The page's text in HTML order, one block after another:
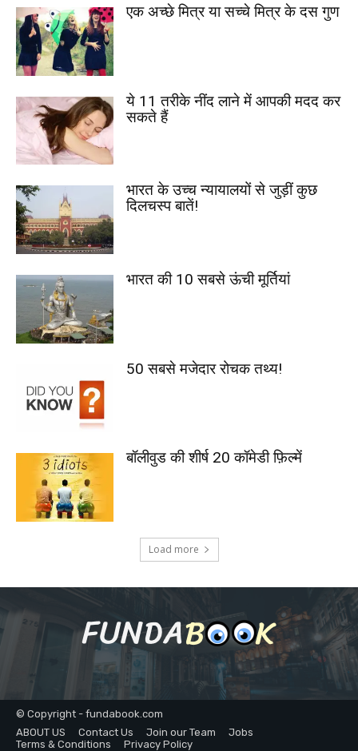
एक अच्छे मित्र या सच्चे मित्र के दस गुण
ये 11 तरीके नींद लाने में आपकी मदद कर
सकते हैं
भारत के उच्च न्यायालयों से जुड़ीं कुछ
दिलचस्प बातें!
भारत की 10 सबसे ऊंची मूर्तियां
50 सबसे मजेदार रोचक तथ्य!
बॉलीवुड की शीर्ष 20 कॉमेडी फ़िल्में
Load more
© Copyright - fundabook.com
ABOUT US
Contact Us Join our Team
Jobs
Terms & Conditions
Privacy Policy